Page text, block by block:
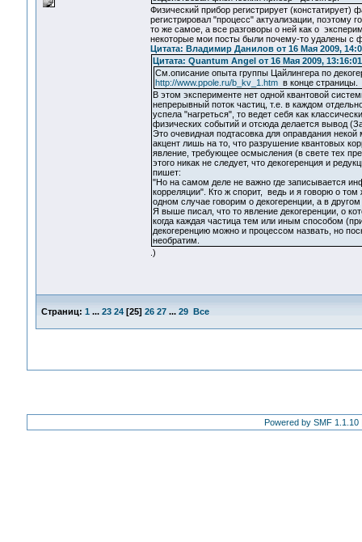
Физический прибор регистрирует (констатирует)
регистрировал "процесс" актуализации, поэтому
то же самое, а все разговоры о ней как о
некоторые мои посты были почему-то удалены с
Цитата: Владимир Данилов от 16 Мая 2009,
Цитата: Quantum Angel от 16 Мая 2009, 13:16:01
См.описание опыта группы Цайлингера по
http://www.ppole.ru/b_kv_1.htmв конце страницы.
В этом эксперименте нет одной квантовой
непрерывный поток частиц, т.е. в каждом
успела "нагреться", то ведет себя как
физических событий и отсюда делается вывод
Это очевидная подтасовка для оправдания
акцент лишь на то, что разрушение квантовых
явление, требующее осмысления (в свете тех
этого никак не следует, что декогеренция и
пишет:
"Но на самом деле не важно где записывается
корреляции". Кто ж спорит, ведь и я говорю о
одном случае говорим о декогеренции, а в
Я выше писал, что то явление декогеренции, о
когда каждая частица тем или иным способом
декогеренцию можно и процессом назвать, но
необратим.
.)
Страниц: 1 ... 23 24[25] 26 27 ... 29 Все
Powered by SMF 1.1.10